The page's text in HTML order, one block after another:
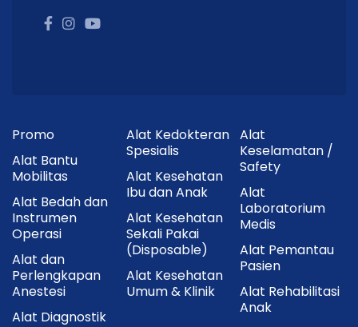
Promo
Alat Bantu
Mobilitas
Alat Bedah dan
Instrumen
Operasi
Alat dan
Perlengkapan
Anestesi
Alat Diagnostik
Alat Kedokteran
Spesialis
Alat Kesehatan
Ibu dan Anak
Alat Kesehatan
Sekali Pakai
(Disposable)
Alat Kesehatan
Umum & Klinik
Alat
Keselamatan /
Safety
Alat
Laboratorium
Medis
Alat Pemantau
Pasien
Alat Rehabilitasi
Anak